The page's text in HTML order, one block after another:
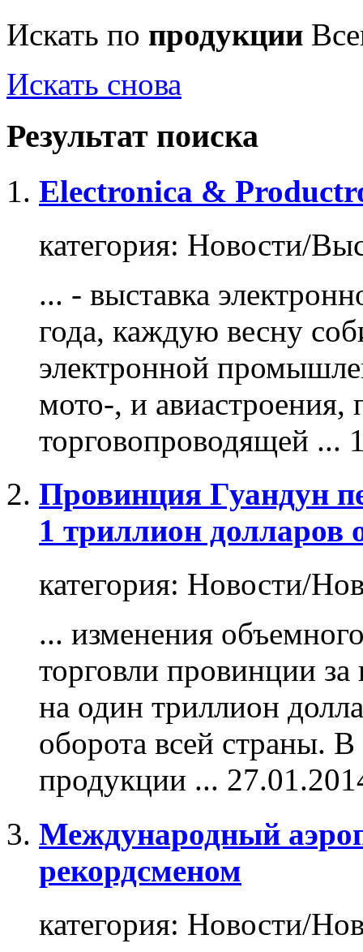
Искать по продукции
Искать снова
Результат поиска
Electronica &
категория: Новости/
... - выставка
года, каждую весну
электронной
мото-, и авиастроения,
торговопроводящей ...
Провинция Гуандун
1 триллион долларов
категория: Новости/
... изменения
торговли провинции
на один триллион
оборота всей страны.
продукции ...
Международный
рекордсменом
категория: Новости/